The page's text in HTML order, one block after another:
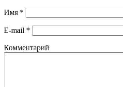
Имя *
E-mail *
Комментарий